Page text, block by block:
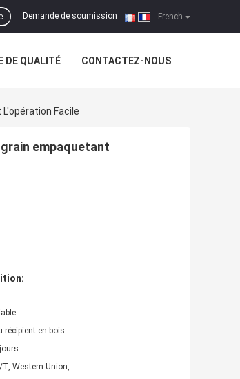
French
Demande de soumission |
DE QUALITÉ CONTACTEZ-NOUS
L'opération Facile
empaquetant
récipient en bois
T, Western Union,